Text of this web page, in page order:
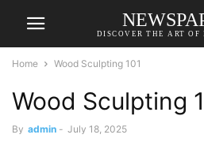
DISCOVER THE ART OF
Home Wood Sculpting 101
Wood Sculpting
By admin - July 18, 2025